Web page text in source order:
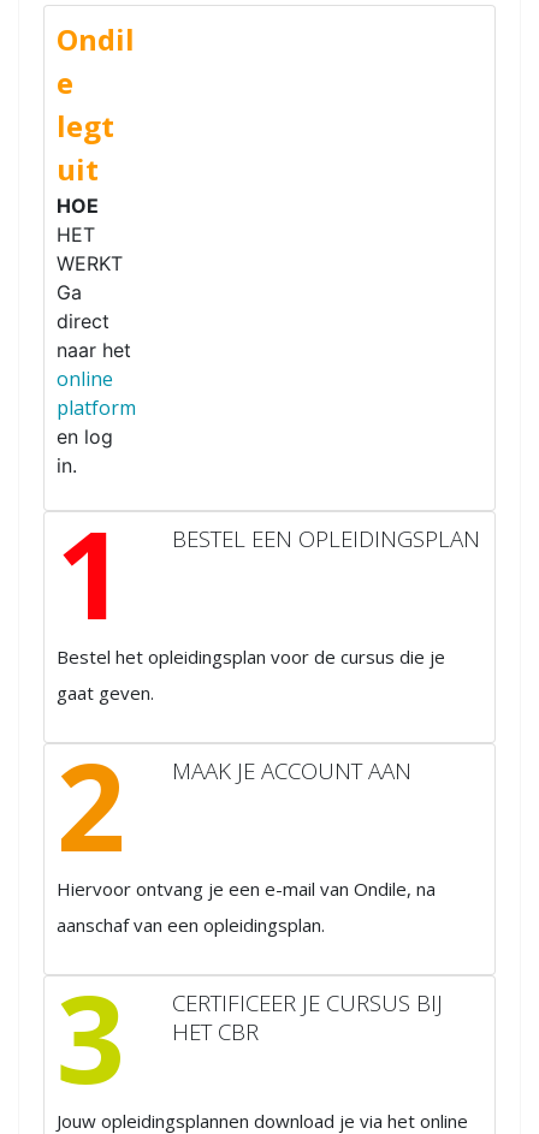
Ondil
e
legt
uit
HOE
HET
WERKT
Ga
direct
naar het
online
platform
en log
in.
1 BESTEL EEN OPLEIDINGSPLAN
Bestel het opleidingsplan voor de cursus die je
gaat geven.
2 MAAK JE ACCOUNT AAN
Hiervoor ontvang je een e-mail van Ondile, na
aanschaf van een opleidingsplan.
3
CERTIFICEER JE CURSUS BIJ
HET CBR
Jouw opleidingsplannen download je via het online